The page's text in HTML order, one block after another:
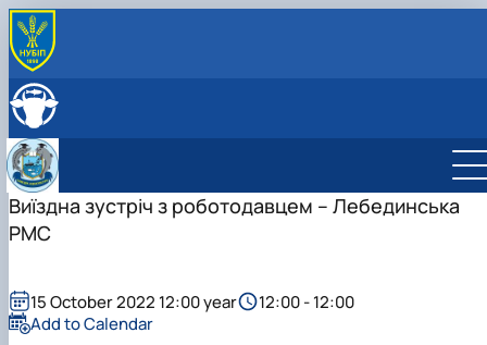
ПРО КАФЕДРУ
ОСВІТНЯ ДІЯЛЬНІСТЬ
Навчальні лабораторії
Сертифікатні курси
Практика студентів
НАУКОВА ДІЯЛЬНІСТЬ
Наукова робота
Дорадча діяльність
МІЖНАРОДНА ДІЯЛЬНІСТЬ
Виїздна зустріч з роботодавцем – Лебединська
РМС
15 October 2022 12:00 year
12:00 - 12:00
Add to Calendar